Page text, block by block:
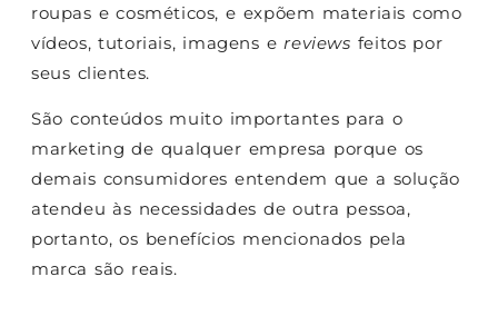
roupas e cosméticos, e expõem materiais como
vídeos, tutoriais, imagens e reviews feitos por
seus clientes.
São conteúdos muito importantes para o
marketing de qualquer empresa porque os
demais consumidores entendem que a solução
atendeu às necessidades de outra pessoa,
portanto, os benefícios mencionados pela
marca são reais.